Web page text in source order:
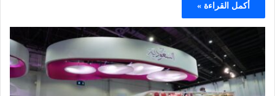
أكمل القراءة »